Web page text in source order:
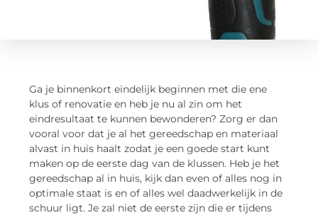
Ga je binnenkort eindelijk beginnen met die ene
klus of renovatie en heb je nu al zin om het
eindresultaat te kunnen bewonderen? Zorg er dan
vooral voor dat je al het gereedschap en materiaal
alvast in huis haalt zodat je een goede start kunt
maken op de eerste dag van de klussen. Heb je het
gereedschap al in huis, kijk dan even of alles nog in
optimale staat is en of alles wel daadwerkelijk in de
schuur ligt. Je zal niet de eerste zijn die er tijdens